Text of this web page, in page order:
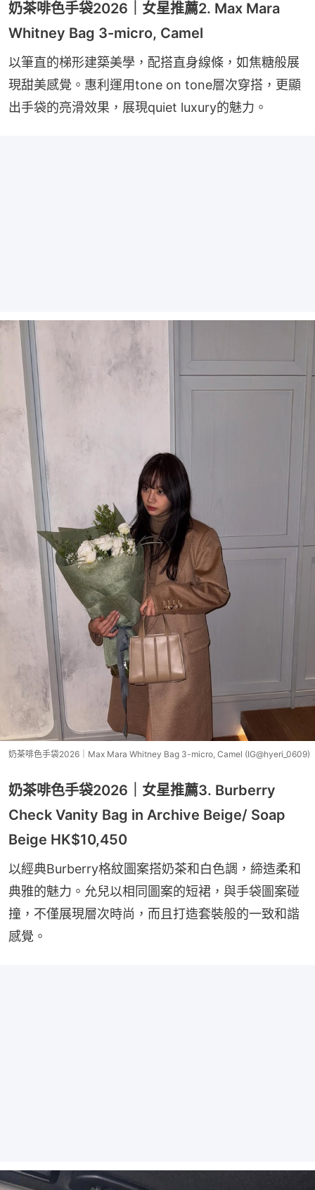
奶茶啡色手袋2026｜女星推薦2. Max Mara
Whitney Bag 3-micro, Camel
以筆直的梯形建築美學，配搭直身線條，如焦糖般展
現甜美感覺。惠利運用tone on tone層次穿搭，更顯
出手袋的亮滑效果，展現quiet luxury的魅力。
奶茶啡色手袋2026｜Max Mara Whitney Bag 3-micro, Camel (IG@hyeri_0609)
奶茶啡色手袋2026｜女星推薦3. Burberry
Check Vanity Bag in Archive Beige/ Soap
Beige HK$10,450
以經典Burberry格紋圖案搭奶茶和白色調，締造柔和
典雅的魅力。允兒以相同圖案的短裙，與手袋圖案碰
撞，不僅展現層次時尚，而且打造套裝般的一致和諧
感覺。